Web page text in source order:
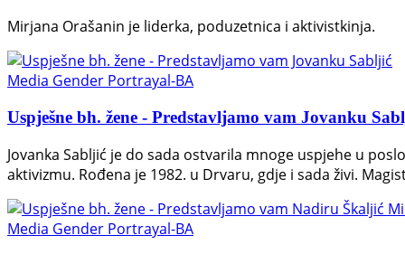
Mirjana Orašanin je liderka, poduzetnica i aktivistkinja.
Media Gender Portrayal-BA
Uspješne bh. žene - Predstavljamo vam Jovanku
Jovanka Sabljić je do sada ostvarila mnoge uspjehe u
aktivizmu. Rođena je 1982. u Drvaru, gdje i sada živi.
Media Gender Portrayal-BA